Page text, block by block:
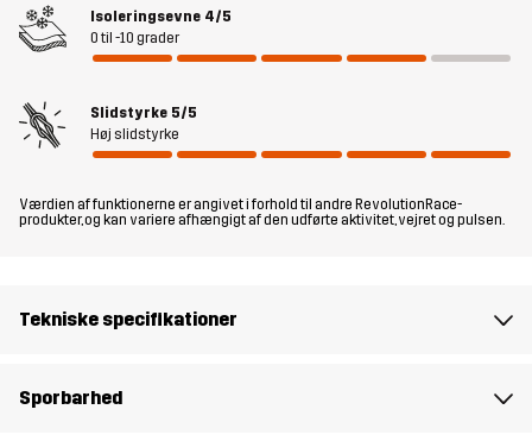
Varenummer 10826_2001
Isoleringsevne 4/5
0 til -10 grader
Slidstyrke 5/5
Høj slidstyrke
Værdien af funktionerne er angivet i forhold til andre RevolutionRace-
produkter, og kan variere afhængigt af den udførte aktivitet, vejret og pulsen.
Tekniske specifikationer
Sporbarhed